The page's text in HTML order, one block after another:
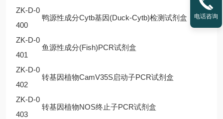
ZK-D-0
400
鸭源性成分Cytb基因(Duck-Cytb)检测试剂盒
ZK-D-0
401
鱼源性成分(Fish)PCR试剂盒
ZK-D-0
402
转基因植物CamV35S启动子PCR试剂盒
ZK-D-0
403
转基因植物NOS终止子PCR试剂盒
电话咨询